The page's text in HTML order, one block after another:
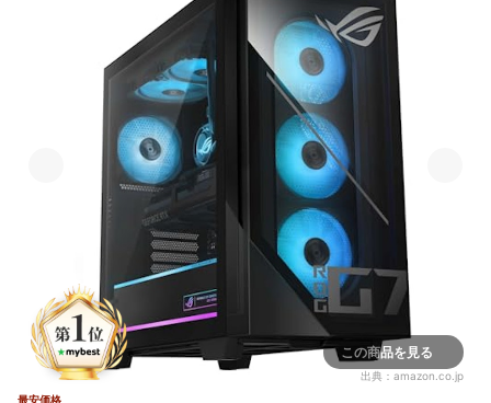
この商品を見る
出典： amazon.co.jp
最安価格